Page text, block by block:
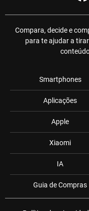
Compara, decide e
para te ajudar a
Smartphones
Aplicações
Apple
Xiaomi
IA
Guia de Compras